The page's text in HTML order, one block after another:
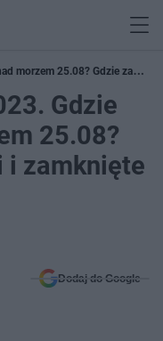
morzem 25.08? Gdzie zakaz
Gdzie
25.08?
i zamknięte
Dodaj do Google